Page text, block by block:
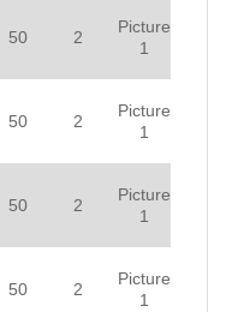
50 2
Picture
1
50 2
Picture
1
50 2
Picture
1
50 2
Picture
1